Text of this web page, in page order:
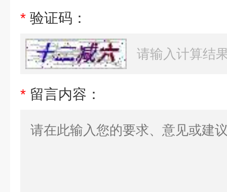
* 验证码：
* 留言内容：